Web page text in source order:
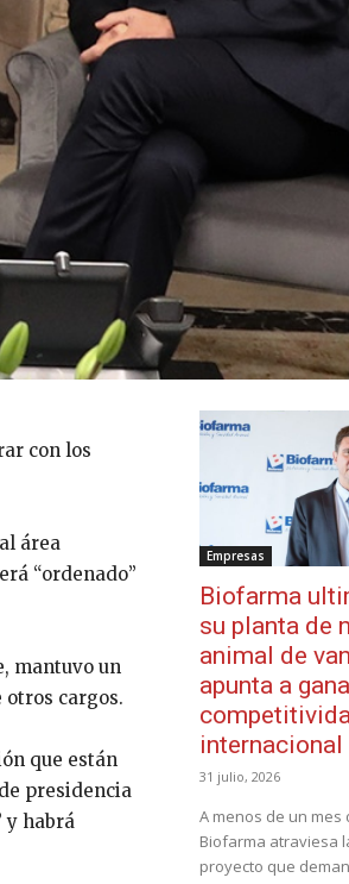
con los
área
“ordenado”
mantuvo un
cargos.
que están
presidencia
y habrá
Empresas
Biofarma
su planta de
animal de
apunta a
internacional
31 julio, 2026
A menos de un
Biofarma atraviesa
proyecto que